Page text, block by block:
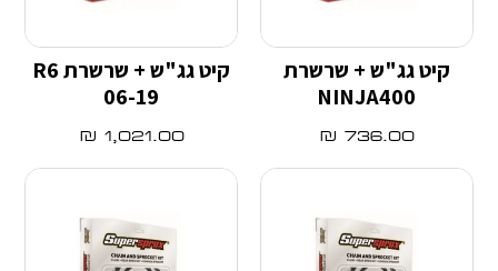
קיט גג"ש + שרשרת
NINJA400
736.00
₪
קיט גג"ש + שרשרת R6
06-19
1,021.00
₪